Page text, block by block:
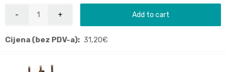
Add to cart
Cijena (bez PDV-a): 31,20€